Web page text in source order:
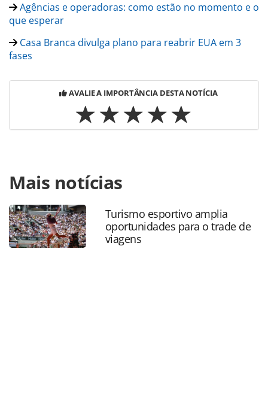
Agências e operadoras: como estão no momento e o
que esperar
Casa Branca divulga plano para reabrir EUA em 3
fases
AVALIE A IMPORTÂNCIA DESTA NOTÍCIA
https://www.panrotas.com.br/mercado/destinos/2020/04/
rio-de-janeiro-mascaras-passam-a-ser-
obrigatorias_172926.html ou as ferramentas oferecidas na
página. Todo o conteúdo produzido pela PANROTAS
Editora é protegido pela legislação brasileira sobre direito
autoral. Não reproduza o conteúdo sem autorização da
Mais notícias
Turismo esportivo amplia
oportunidades para o trade de
viagens